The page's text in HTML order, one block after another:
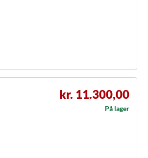
kr. 11.300,00
På lager